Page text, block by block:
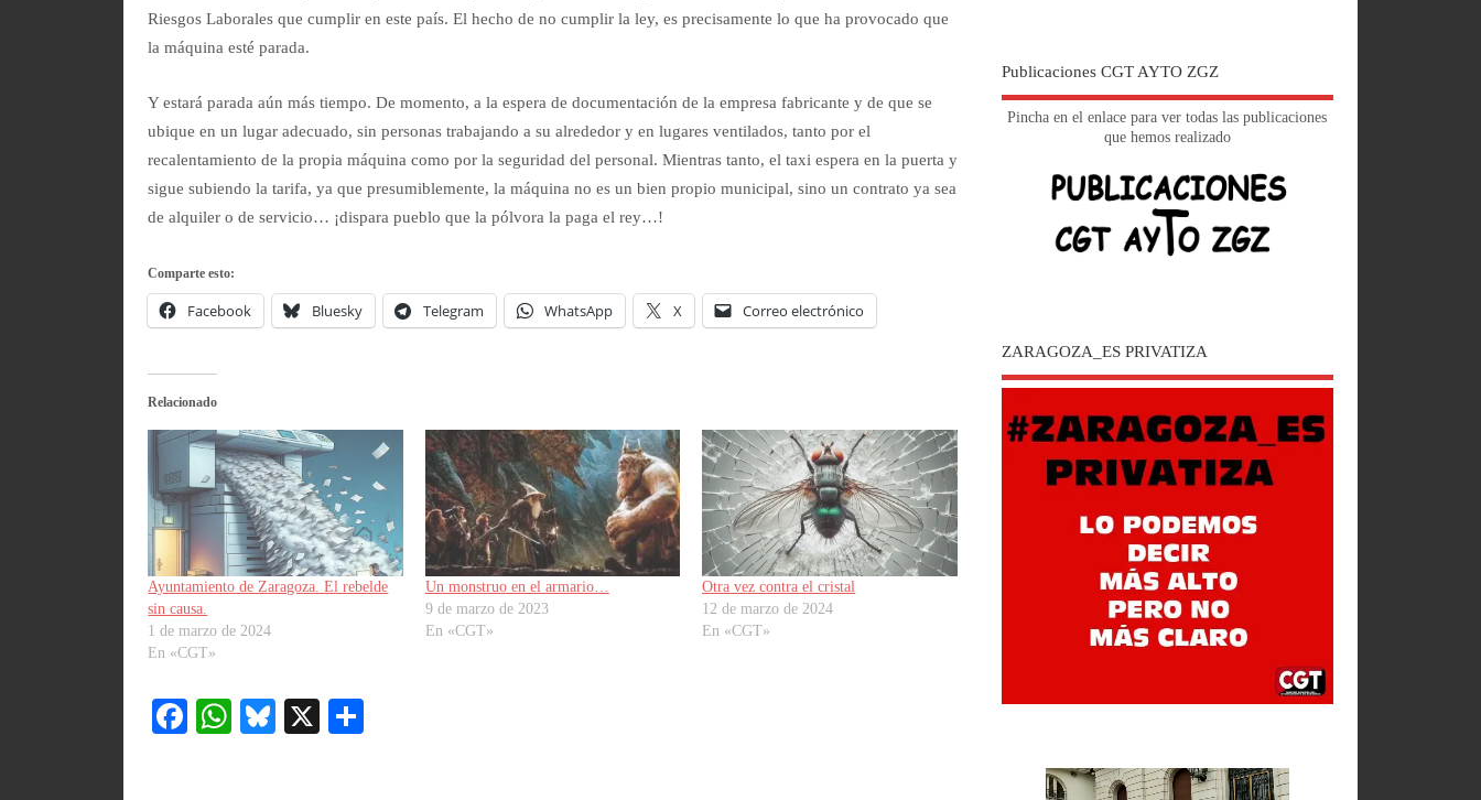
Riesgos Laborales que cumplir en este país. El hecho de no cumplir la ley, es precisamente lo que ha provocado que
la máquina esté parada.
Y estará parada aún más tiempo. De momento, a la espera de documentación de la empresa fabricante y de que se
ubique en un lugar adecuado, sin personas trabajando a su alrededor y en lugares ventilados, tanto por el
recalentamiento de la propia máquina como por la seguridad del personal. Mientras tanto, el taxi espera en la puerta y
sigue subiendo la tarifa, ya que presumiblemente, la máquina no es un bien propio municipal, sino un contrato ya sea
de alquiler o de servicio… ¡dispara pueblo que la pólvora la paga el rey…!
Comparte esto:
Facebook Bluesky Telegram WhatsApp X Correo electrónico
Relacionado
Ayuntamiento de Zaragoza. El rebelde
sin causa.
1 de marzo de 2024
En «CGT»
Un monstruo en el armario…
9 de marzo de 2023
En «CGT»
Otra vez contra el cristal
12 de marzo de 2024
En «CGT»
Fa W Bl X
Publicaciones CGT AYTO ZGZ
Pincha en el enlace para ver todas las publicaciones
que hemos realizado
ZARAGOZA_ES PRIVATIZA